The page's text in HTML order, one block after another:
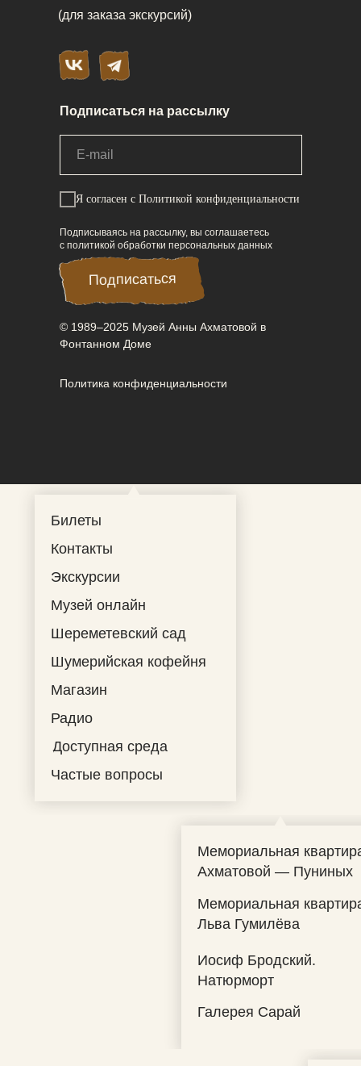
Подписываясь на рассылку, вы соглашаетесь
с политикой обработки персональных данных
Я согласен с Политикой конфиденциальности
Подписаться на рассылку
© 1989–2025 Музей Анны Ахматовой в
Фонтанном Доме
Политика конфиденциальности
Подписаться
Подписаться
(для заказа экскурсий)
Контакты
Экскурсии
Частые вопросы
Магазин
Радио
Билеты
Доступная среда
Музей онлайн
Шереметевский сад
Шумерийская кофейня
Мемориальная
Ахматовой — Пуниных
Иосиф Бродский.
Натюрморт
Мемориальная
Льва Гумилёва
Галерея Сарай